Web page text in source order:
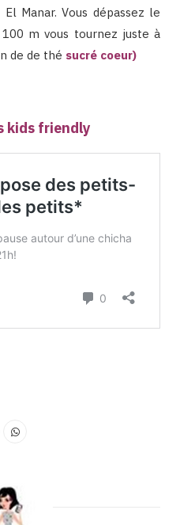
Manar. Vous dépassez le
m vous tournez juste à
de de thé sucré coeur)
kids friendly